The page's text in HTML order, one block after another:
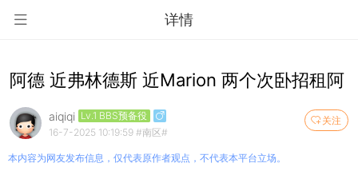
详情
阿德 近弗林德斯 近Marion 两个次卧招租阿
关注
aiqiqi Lv.1 BBS预备役
16-7-2025 10:19:59 #南区#
本内容为网友发布信息，仅代表原作者观点，不代表本平台立场。